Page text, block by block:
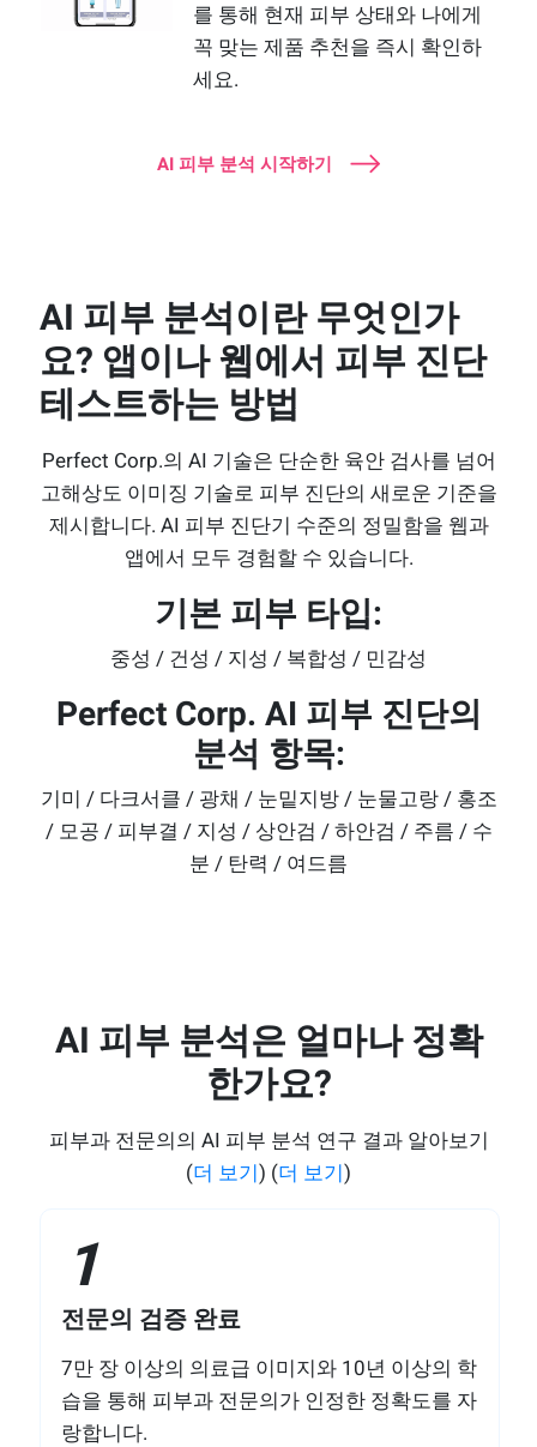
를 통해 현재 피부 상태와 나에게
꼭 맞는 제품 추천을 즉시 확인하
세요.
AI 피부 분석 시작하기
AI 피부 분석이란 무엇인가
요? 앱이나 웹에서 피부 진단
테스트하는 방법
Perfect Corp.의 AI 기술은 단순한 육안 검사를 넘어
고해상도 이미징 기술로 피부 진단의 새로운 기준을
제시합니다. AI 피부 진단기 수준의 정밀함을 웹과
앱에서 모두 경험할 수 있습니다.
기본 피부 타입:
중성 / 건성 / 지성 / 복합성 / 민감성
Perfect Corp. AI 피부 진단의
분석 항목:
기미 / 다크서클 / 광채 / 눈밑지방 / 눈물고랑 / 홍조
/ 모공 / 피부결 / 지성 / 상안검 / 하안검 / 주름 / 수
분 / 탄력 / 여드름
AI 피부 분석은 얼마나 정확
한가요?
피부과 전문의의 AI 피부 분석 연구 결과 알아보기
(더 보기) (더 보기)
1
전문의 검증 완료
7만 장 이상의 의료급 이미지와 10년 이상의 학
습을 통해 피부과 전문의가 인정한 정확도를 자
랑합니다.